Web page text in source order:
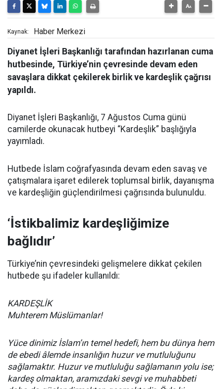
Kaynak: Haber Merkezi
Diyanet İşleri Başkanlığı tarafından hazırlanan cuma
hutbesinde, Türkiye’nin çevresinde devam eden
savaşlara dikkat çekilerek birlik ve kardeşlik çağrısı
yapıldı.
Diyanet İşleri Başkanlığı, 7 Ağustos Cuma günü
camilerde okunacak hutbeyi “Kardeşlik” başlığıyla
yayımladı.
Hutbede İslam coğrafyasında devam eden savaş ve
çatışmalara işaret edilerek toplumsal birlik, dayanışma
ve kardeşliğin güçlendirilmesi çağrısında bulunuldu.
‘İstikbalimiz kardeşliğimize
bağlıdır’
Türkiye’nin çevresindeki gelişmelere dikkat çekilen
hutbede şu ifadeler kullanıldı:
KARDEŞLİK
Muhterem Müslümanlar!
Yüce dinimiz İslam’ın temel hedefi, hem bu dünya hem
de ebedi âlemde insanlığın huzur ve mutluluğunu
sağlamaktır. Huzur ve mutluluğu sağlamanın yolu ise;
kardeş olmaktan, aramızdaki sevgi ve muhabbeti